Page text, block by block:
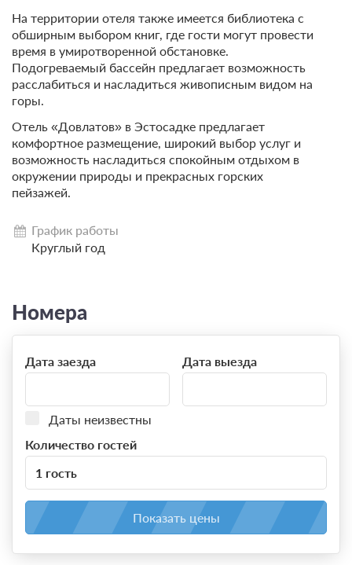
На территории отеля также имеется библиотека с
обширным выбором книг, где гости могут провести
время в умиротворенной обстановке.
Подогреваемый бассейн предлагает возможность
расслабиться и насладиться живописным видом на
горы.
Отель «Довлатов» в Эстосадке предлагает
комфортное размещение, широкий выбор услуг и
возможность насладиться спокойным отдыхом в
окружении природы и прекрасных горских
пейзажей.
График работы
Круглый год
Номера
Дата заезда Дата выезда
Даты неизвестны
Количество гостей
1 гость
Показать цены